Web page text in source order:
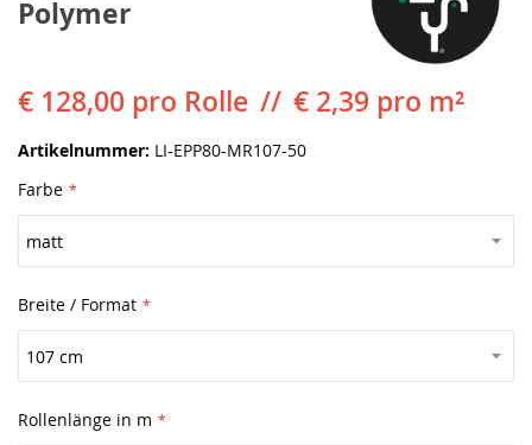
Polymer
€ 128,00 pro Rolle € 2,39 pro m²
Artikelnummer LI-EPP80-MR107-50
Farbe
Breite / Format
Rollenlänge in m